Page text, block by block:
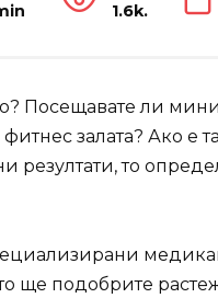
1.6k.
Посещавате ли
залата? Ако е
резултати, то
ще подобрите